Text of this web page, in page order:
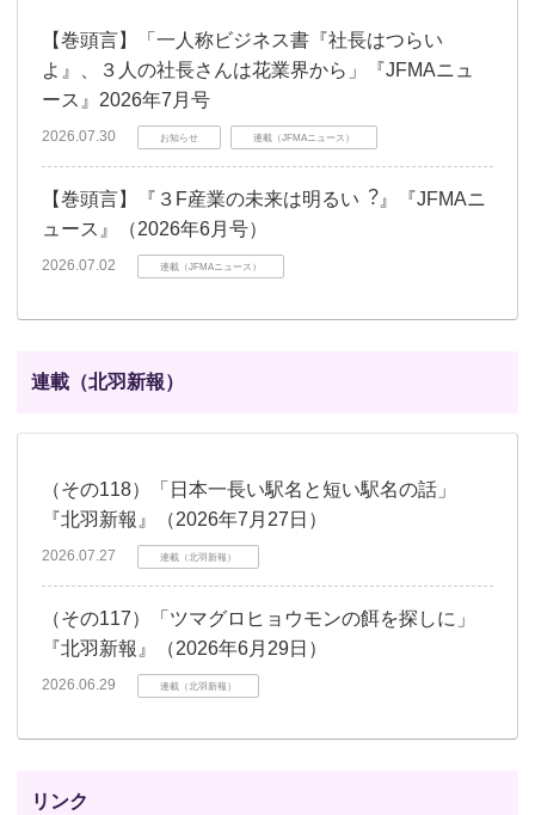
【巻頭言】「一人称ビジネス書『社長はつらい
よ』、３人の社長さんは花業界から」『JFMAニュ
ース』2026年7月号
2026.07.30 お知らせ 連載（JFMAニュース）
【巻頭言】『３F産業の未来は明るい︖』『JFMAニ
ュース』（2026年6月号）
2026.07.02 連載（JFMAニュース）
連載（北羽新報）
（その118）「日本一長い駅名と短い駅名の話」
『北羽新報』（2026年7月27日）
2026.07.27 連載（北羽新報）
（その117）「ツマグロヒョウモンの餌を探しに」
『北羽新報』（2026年6月29日）
2026.06.29 連載（北羽新報）
リンク